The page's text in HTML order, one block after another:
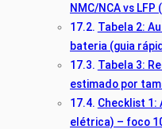
NMC/NCA vs
Tabela 2:
bateria (guia
Tabela 3:
estimado por
Checklist
elétrica) – foco